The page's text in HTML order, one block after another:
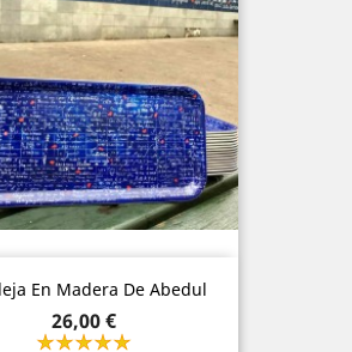
En Madera De Abedul
Precio
26,00 €